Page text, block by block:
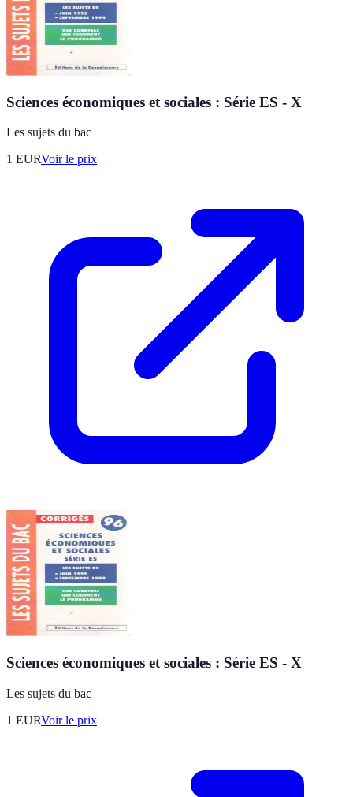
Sciences économiques et sociales : Série ES - X
Les sujets du bac
1 EURVoir le prix
Sciences économiques et sociales : Série ES - X
Les sujets du bac
1 EURVoir le prix